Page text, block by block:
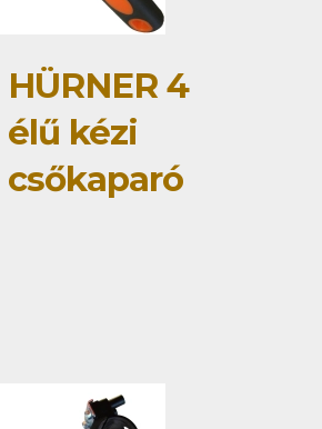
HÜRNER 4
élű kézi
csőkaparó